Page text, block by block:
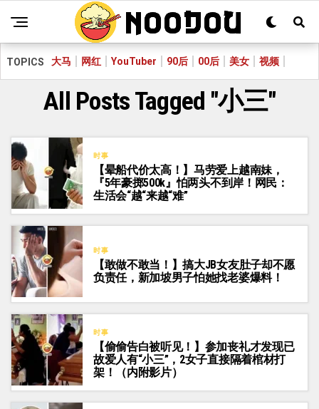
TOPICS 大马 网红 YouTuber 90后 00后 美女 视频
All Posts Tagged "小三"
时事
【晕船代价太高！】马劳爱上越南妹，
『5年豪掷500k』怕两头不到岸！网民：
生活会“越“来越“难”
时事
【敢做不敢当！】搞大JB女友肚子却不愿
负责任，新加坡男子怕她找老婆爆料！
时事
【偷偷告白被听见！】参加丧礼才发现已
故爱人有“小三”，2女子直接隔着棺材打
架！（内附影片）